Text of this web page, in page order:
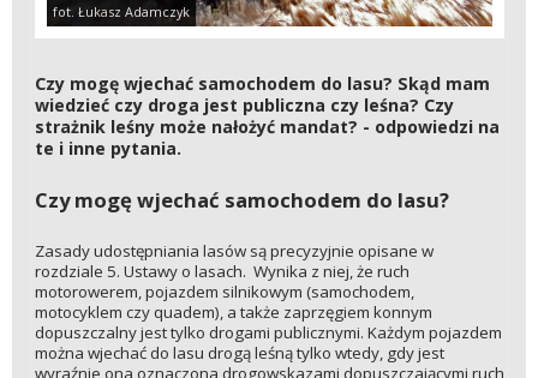
fot. Łukasz Adamczyk
Czy mogę wjechać samochodem do lasu? Skąd mam
wiedzieć czy droga jest publiczna czy leśna? Czy
strażnik leśny może nałożyć mandat? - odpowiedzi na
te i inne pytania.
Czy mogę wjechać samochodem do lasu?
Zasady udostępniania lasów są precyzyjnie opisane w
rozdziale 5. Ustawy o lasach. Wynika z niej, że ruch
motorowerem, pojazdem silnikowym (samochodem,
motocyklem czy quadem), a także zaprzęgiem konnym
dopuszczalny jest tylko drogami publicznymi. Każdym pojazdem
można wjechać do lasu drogą leśną tylko wtedy, gdy jest
wyraźnie ona oznaczona drogowskazami dopuszczającymi ruch